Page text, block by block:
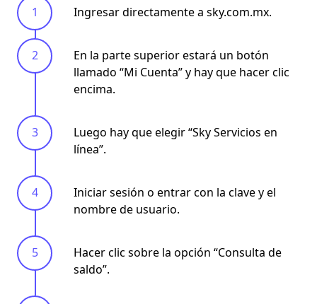
Ingresar directamente a sky.com.mx.
En la parte superior estará un botón
llamado “Mi Cuenta” y hay que hacer clic
encima.
Luego hay que elegir “Sky Servicios en
línea”.
Iniciar sesión o entrar con la clave y el
nombre de usuario.
Hacer clic sobre la opción “Consulta de
saldo”.